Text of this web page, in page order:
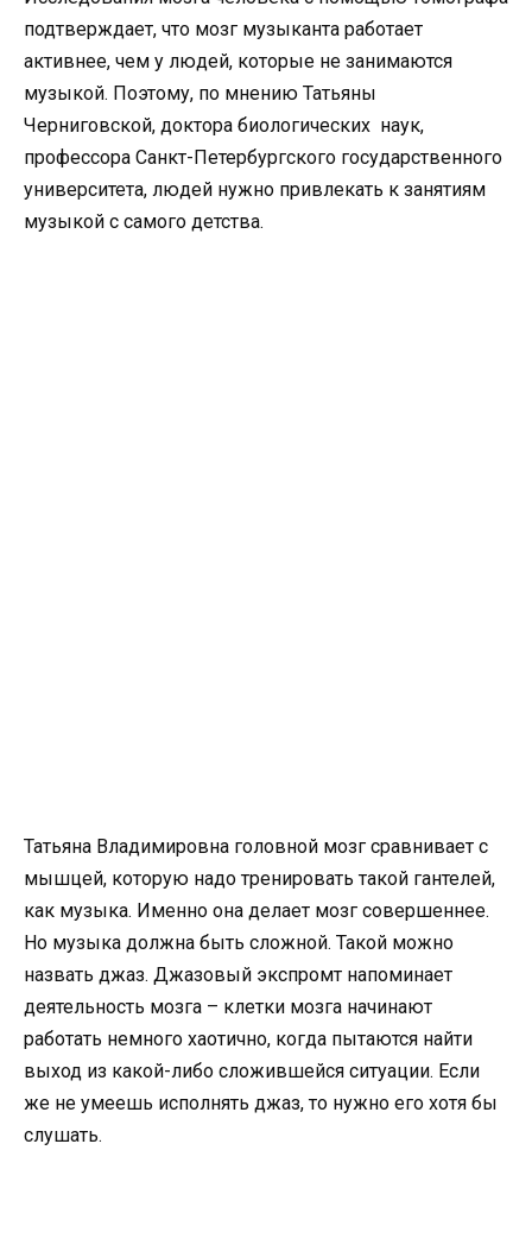
подтверждает, что мозг музыканта работает
активнее, чем у людей, которые не занимаются
музыкой. Поэтому, по мнению Татьяны
Черниговской, доктора биологических наук,
профессора Санкт-Петербургского государственного
университета, людей нужно привлекать к занятиям
музыкой с самого детства.
Татьяна Владимировна головной мозг сравнивает с
мышцей, которую надо тренировать такой гантелей,
как музыка. Именно она делает мозг совершеннее.
Но музыка должна быть сложной. Такой можно
назвать джаз. Джазовый экспромт напоминает
деятельность мозга – клетки мозга начинают
работать немного хаотично, когда пытаются найти
выход из какой-либо сложившейся ситуации. Если
же не умеешь исполнять джаз, то нужно его хотя бы
слушать.